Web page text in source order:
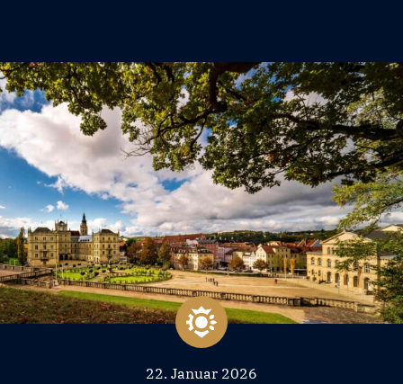
22. Januar 2026